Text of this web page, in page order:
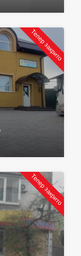
Тепер закрито
Тепер закрито